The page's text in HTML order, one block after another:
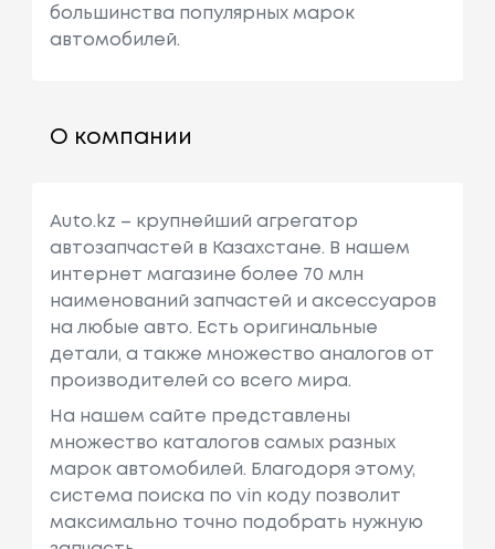
большинства популярных марок
автомобилей.
О компании
Auto.kz – крупнейший агрегатор
автозапчастей в Казахстане. В нашем
интернет магазине более 70 млн
наименований запчастей и аксессуаров
на любые авто. Есть оригинальные
детали, а также множество аналогов от
производителей со всего мира.
На нашем сайте представлены
множество каталогов самых разных
марок автомобилей. Благодоря этому,
система поиска по vin коду позволит
максимально точно подобрать нужную